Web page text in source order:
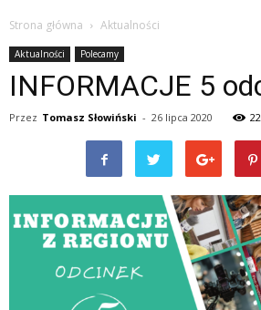
Strona główna Aktualności
Aktualności Polecamy
INFORMACJE 5
Przez Tomasz Słowiński - 26 lipca 2020